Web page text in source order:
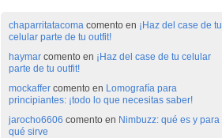
chaparritatacomacomento en ¡Haz del case de tu
celular parte de tu outfit!
haymarcomento en ¡Haz del case de tu celular
parte de tu outfit!
mockaffercomento en Lomografía para
principiantes: ¡todo lo que necesitas saber!
jarocho6606 comento en Nimbuzz: qué es y para
qué sirve